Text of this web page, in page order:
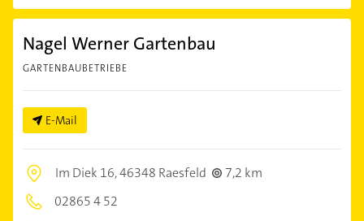
Nagel Werner Gartenbau
GARTENBAUBETRIEBE
E-Mail
Im Diek 16,46348 Raesfeld
7,2 km
02865 4 52